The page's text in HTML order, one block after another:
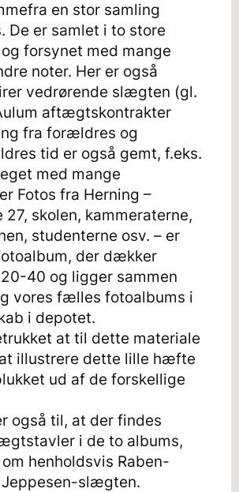
en stor samling
De er samlet i to store
forsynet med mange
noter. Her er også
vedrørende slægten (gl.
aftægtskontrakter
fra forældres og
tid er også gemt, f.eks.
med mange
Fotos fra Herning –
27, skolen, kammeraterne,
studenterne osv. – er
der dækker
40 og ligger sammen
vores fælles fotoalbums i
i depotet.
at til dette materiale
illustrere dette lille hæfte
ud af de forskellige
også til, at der findes
i de to albums,
henholdsvis Raben-
slægten.